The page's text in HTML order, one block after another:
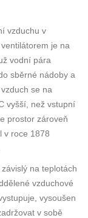
vzduchu v
je na
vodní pára
sběrné nádoby a
se na
vyšší, než vstupní
prostor zároveň
v roce 1878
na teplotách
vzduchové
vysoušen
v sobě